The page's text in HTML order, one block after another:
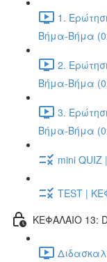
1.
Βήμα-Βήμα
2.
Βήμα-Βήμα
3.
Βήμα-Βήμα
mini QUIZ
TEST |
ΚΕΦΑΛΑΙΟ 13: